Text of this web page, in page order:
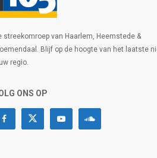
streekomroep van Haarlem, Heemstede &
Blijf op de hoogte van het laatste
regio.
ONS OP